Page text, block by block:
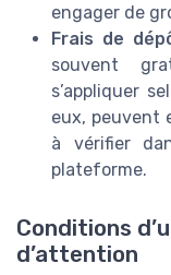
engager de
Frais de
souvent
s’appliquer
eux, peuvent
à vérifier
plateforme.
Conditions
d’attention